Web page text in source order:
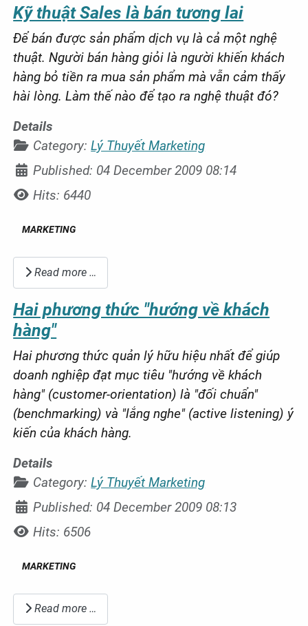
Kỹ thuật Sales là bán tương lai
Để bán được sản phẩm dịch vụ là cả một nghệ
thuật. Người bán hàng giỏi là người khiến khách
hàng bỏ tiền ra mua sản phẩm mà vẫn cảm thấy
hài lòng. Làm thế nào để tạo ra nghệ thuật đó?
Details
Category:Lý Thuyết Marketing
Published: 04 December 2009 08:14
Hits: 6440
MARKETING
Read more …
Hai phương thức "hướng về khách
hàng"
Hai phương thức quản lý hữu hiệu nhất để giúp
doanh nghiệp đạt mục tiêu "hướng về khách
hàng" (customer-orientation) là "đối chuẩn"
(benchmarking) và "lắng nghe" (active listening) ý
kiến của khách hàng.
Details
Category:Lý Thuyết Marketing
Published: 04 December 2009 08:13
Hits: 6506
MARKETING
Read more …